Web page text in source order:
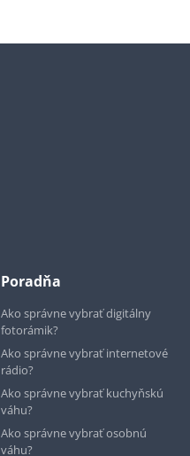
Poradňa
Ako správne vybrať digitálny
fotorámik?
Ako správne vybrať internetové
rádio?
Ako správne vybrať kuchyňskú
váhu?
Ako správne vybrať osobnú
váhu?